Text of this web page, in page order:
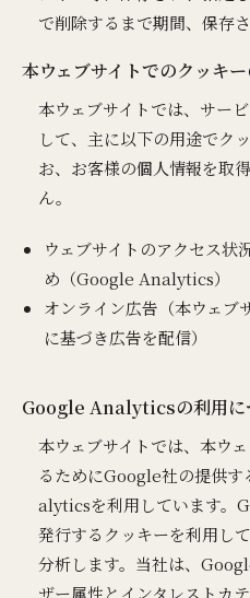
で削除するまで期間、保存さ
本ウェブサイトでのクッキ
本ウェブサイトでは、サー
して、主に以下の用途でク
お、お客様の個人情報を取
ん。
ウェブサイトのアクセス状
め（Google Analytics）
オンライン広告（本ウェブ
に基づき広告を配信）
Google Analyticsの利用に
本ウェブサイトでは、本ウ
るためにGoogle社の提供
alyticsを利用しています。
発行するクッキーを利用し
分析します。当社は、
ザー属性とインタレストカ